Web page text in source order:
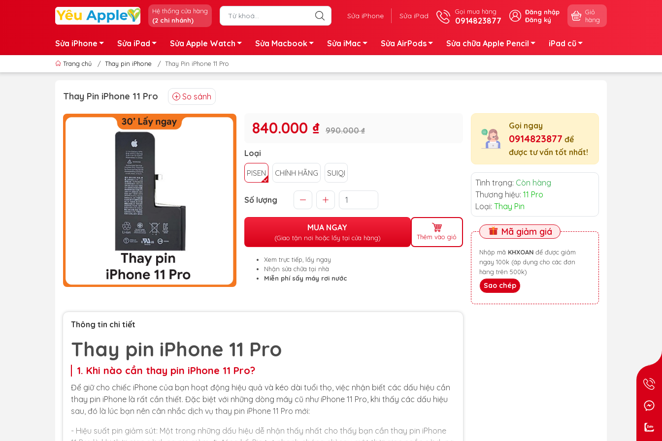
Hệ thống cửa hàng
(2 chi nhánh)
Sửa iPhone Sửa iPad Gọi mua hàng
0914823877
Đăng nhập
Đăng ký
Giỏ
hàng
Sửa iPhone Sửa iPad Sửa Apple Watch Sửa Macbook Sửa iMac Sửa AirPods Sửa chữa Apple Pencil iPad cũ
Trang chủ / Thay pin iPhone / Thay Pin iPhone 11 Pro
Thay Pin iPhone 11 Pro So sánh
840.000 ₫ 990.000 ₫
Loại
PISEN CHÍNH HÃNG SUIQI
Số lượng
MUA NGAY
(Giao tận nơi hoặc lấy tại cửa hàng) Thêm vào giỏ
Xem trực tiếp, lấy ngay
Nhận sửa chữa tại nhà
Miễn phí sấy máy rơi nước
Gọi ngay
0914823877 để
được tư vấn tốt nhất!
Tình trạng: Còn hàng
Thương hiệu: 11 Pro
Loại: Thay Pin
Mã giảm giá
Nhập mã KHXOAN
ngay 100k (áp dụng cho các đơn
hàng trên 500k)
Sao chép
Thông tin chi tiết
Thay pin iPhone 11 Pro
1. Khi nào cần thay pin iPhone 11 Pro?
Để giữ cho chiếc iPhone của bạn hoạt động hiệu quả và kéo dài tuổi thọ, việc nhận biết các dấu hiệu cần
thay pin iPhone là rất cần thiết. Đặc biệt với những dòng máy cũ như iPhone 11 Pro, khi thấy các dấu hiệu
sau, đó là lúc bạn nên cân nhắc dịch vụ thay pin iPhone 11 Pro mới:
- Hiệu suất pin giảm sút: Một trong những dấu hiệu dễ nhận thấy nhất cho thấy bạn cần thay pin iPhone